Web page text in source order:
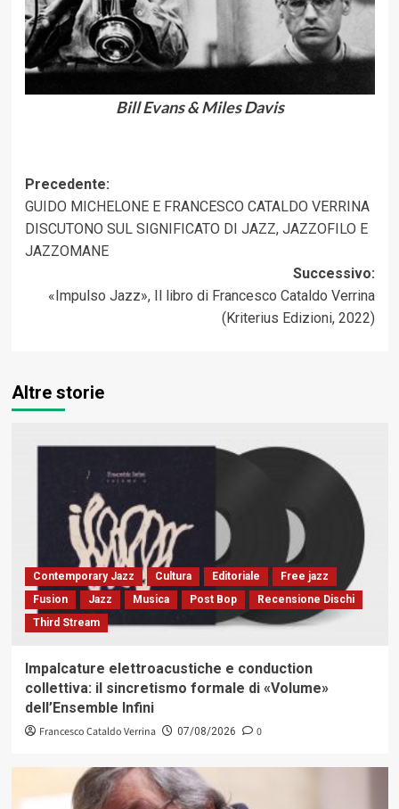
Bill Evans & Miles Davis
Navigazione
articolo
Precedente:
GUIDO MICHELONE E FRANCESCO CATALDO VERRINA
DISCUTONO SUL SIGNIFICATO DI JAZZ, JAZZOFILO E
JAZZOMANE
Successivo:
«Impulso Jazz», Il libro di Francesco Cataldo Verrina
(Kriterius Edizioni, 2022)
Altre storie
Contemporary Jazz Cultura Editoriale
Free jazz
Fusion
Jazz Musica Post Bop
Recensione Dischi
Third Stream
Impalcature elettroacustiche e conduction
collettiva: il sincretismo formale di «Volume»
dell’Ensemble Infini
Francesco Cataldo Verrina 07/08/2026 0